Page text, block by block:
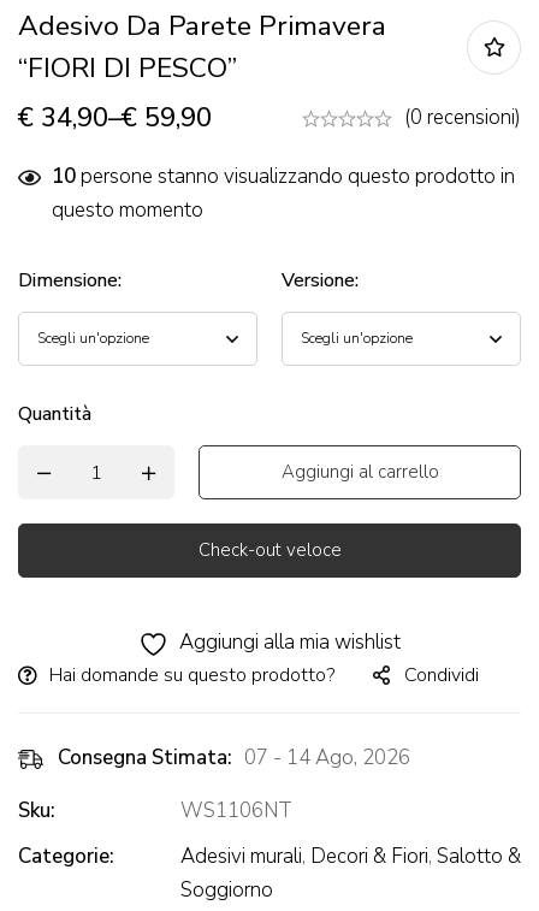
Adesivo Da Parete Primavera
“FIORI DI PESCO”
€ 34,90–€ 59,90 (0 recensioni)
10persone stanno visualizzando questo prodotto in
questo momento
Dimensione: Versione:
Quantità
Aggiungi al carrello
Check-out veloce
Aggiungi alla mia wishlist
Hai domande su questo prodotto? Condividi
Consegna Stimata: 07 - 14 Ago, 2026
Sku:
WS1106NT
Categorie:
Adesivi murali, Decori & Fiori, Salotto &
Soggiorno